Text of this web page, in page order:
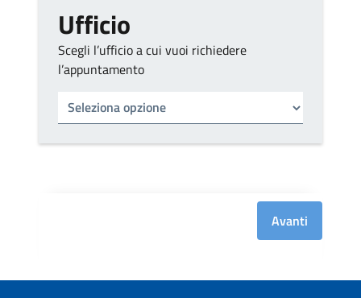
Ufficio
Scegli l’ufficio a cui vuoi richiedere
l’appuntamento
Tipo di ufficio
Avanti